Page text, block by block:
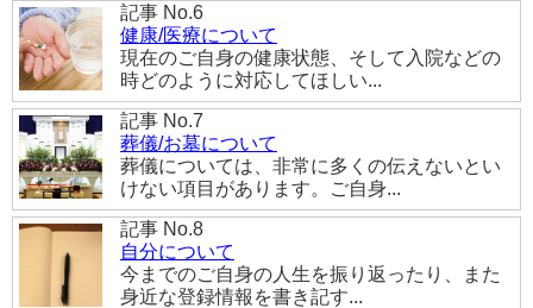
記事 No.6
健康/医療について
現在のご自身の健康状態、そして入院などの
時どのように対応してほしい...
記事 No.7
葬儀/お墓について
葬儀については、非常に多くの伝えないとい
けない項目があります。ご自身...
記事 No.8
自分について
今までのご自身の人生を振り返ったり、また
身近な登録情報を書き記す...